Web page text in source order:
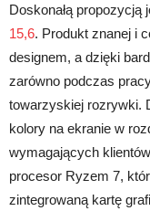
Doskonałą propozycją
15,6. Produkt znanej i
designem, a dzięki
zarówno podczas
towarzyskiej rozrywki.
kolory na ekranie w
wymagających
procesor Ryzem 7,
zintegrowaną kartę